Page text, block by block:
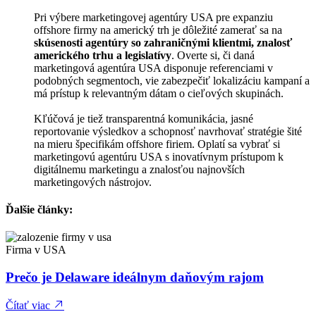
Pri výbere marketingovej agentúry USA pre expanziu
offshore firmy na americký trh je dôležité zamerať sa na
skúsenosti agentúry so zahraničnými klientmi, znalosť
amerického trhu a legislatívy. Overte si, či daná
marketingová agentúra USA disponuje referenciami v
podobných segmentoch, vie zabezpečiť lokalizáciu kampaní a
má prístup k relevantným dátam o cieľových skupinách.
Kľúčová je tiež transparentná komunikácia, jasné
reportovanie výsledkov a schopnosť navrhovať stratégie šité
na mieru špecifikám offshore firiem. Oplatí sa vybrať si
marketingovú agentúru USA s inovatívnym prístupom k
digitálnemu marketingu a znalosťou najnovších
marketingových nástrojov.
Ďalšie články:
Firma v USA
Prečo je Delaware ideálnym daňovým rajom
Čítať viac